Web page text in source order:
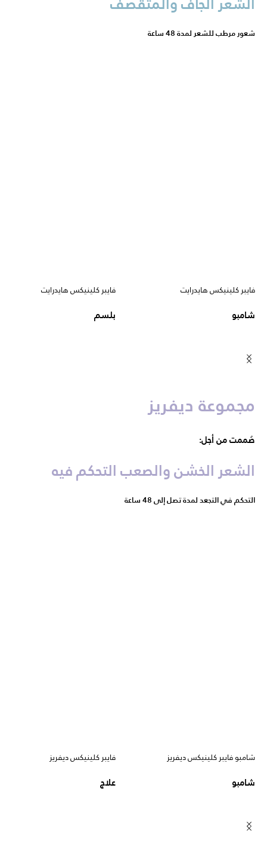
شعور مرطب للشعر لمدة 48 ساعة
فايبر كلينيكس هايدرايت
شامبو
فايبر كلينيكس هايدرايت
بلسم
مجموعة ديفريز
صُممت من أجل:
الشعر الخشن والصعب التحكم فيه
التحكم في التجعد لمدة تصل إلى 48 ساعة
شامبو فايبر كلينيكس ديفريز
شامبو
فايبر كلينيكس ديفريز
علاج